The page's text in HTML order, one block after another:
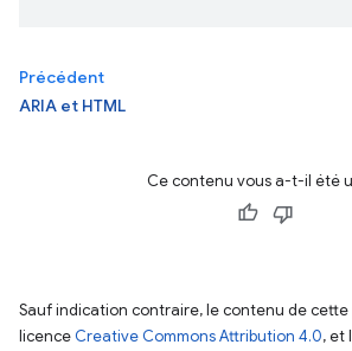
Précédent
ARIA et HTML
Ce contenu vous a-t-il été
Sauf indication contraire, le contenu de
licence Creative Commons Attribution 4.0, et